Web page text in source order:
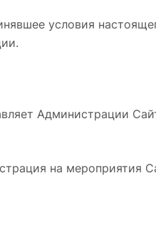
условия
Администрации
на мероприятия